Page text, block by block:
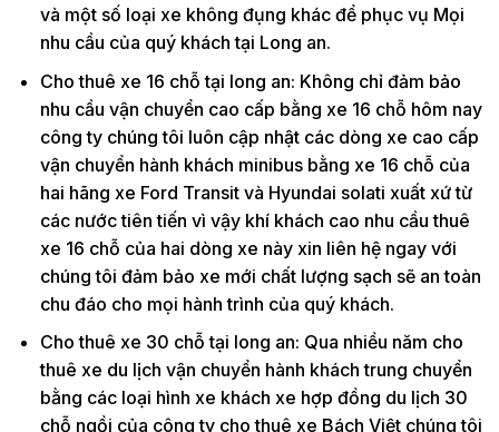
và một số loại xe không đụng khác để phục vụ Mọi
nhu cầu của quý khách tại Long an.
Cho thuê xe 16 chỗ tại long an: Không chỉ đảm bảo
nhu cầu vận chuyển cao cấp bằng xe 16 chỗ hôm nay
công ty chúng tôi luôn cập nhật các dòng xe cao cấp
vận chuyển hành khách minibus bằng xe 16 chỗ của
hai hãng xe Ford Transit và Hyundai solati xuất xứ từ
các nước tiên tiến vì vậy khí khách cao nhu cầu thuê
xe 16 chỗ của hai dòng xe này xin liên hệ ngay với
chúng tôi đảm bảo xe mới chất lượng sạch sẽ an toàn
chu đáo cho mọi hành trình của quý khách.
Cho thuê xe 30 chỗ tại long an: Qua nhiều năm cho
thuê xe du lịch vận chuyển hành khách trung chuyển
bằng các loại hình xe khách xe hợp đồng du lịch 30
chỗ ngồi của công ty cho thuê xe Bách Việt chúng tôi